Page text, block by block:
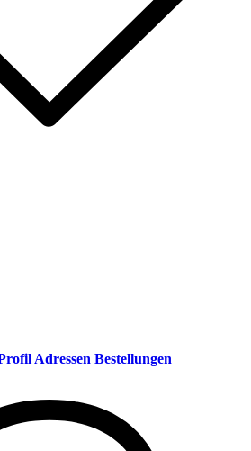
Adressen Bestellungen